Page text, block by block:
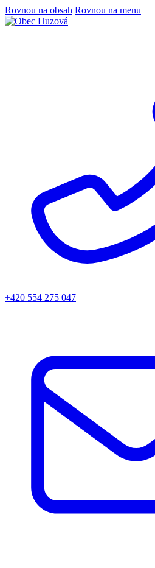
Rovnou na obsah Rovnou na menu
+420 554 275 047